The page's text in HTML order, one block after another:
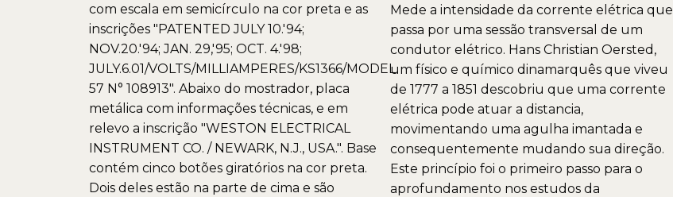
com escala em semicírculo na cor preta e as
inscrições "PATENTED JULY 10.'94;
NOV.20.'94; JAN. 29,'95; OCT. 4.'98;
JULY.6.01/VOLTS/MILLIAMPERES/KS1366/MODEL
57 N° 108913". Abaixo do mostrador, placa
metálica com informações técnicas, e em
relevo a inscrição "WESTON ELECTRICAL
INSTRUMENT CO. / NEWARK, N.J., USA.". Base
contém cinco botões giratórios na cor preta.
Dois deles estão na parte de cima e são
Mede a intensidade da corrente elétrica que
passa por uma sessão transversal de um
condutor elétrico. Hans Christian Oersted,
um físico e químico dinamarquês que viveu
de 1777 a 1851 descobriu que uma corrente
elétrica pode atuar a distancia,
movimentando uma agulha imantada e
consequentemente mudando sua direção.
Este princípio foi o primeiro passo para o
aprofundamento nos estudos da